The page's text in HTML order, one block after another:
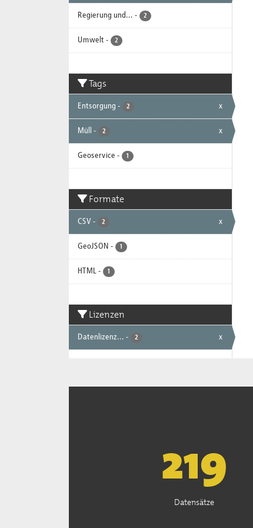
Regierung und... - 2
Umwelt - 2
Tags
Entsorgung - 2 x
Müll - 2 x
Geoservice - 1
Formate
CSV - 2 x
GeoJSON - 1
HTML - 1
Lizenzen
Datenlizenz... - 2 x
222
Datensätze